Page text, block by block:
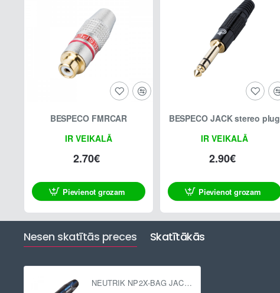
IR VEIKALĀ
BESPECO FMRCAR
2.70€
Pievienot grozam
IR VEIKALĀ
BESPECO JACK stereo plug
2.90€
Pievienot grozam
Nesen skatītās preces Skatītākās
NEUTRIK NP2X-BAG JACK mono (M)